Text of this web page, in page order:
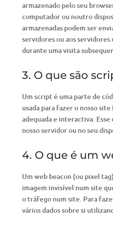
armazenado pelo seu
computador ou noutro
armazenadas podem ser
servidores ou aos
durante uma visita
3. O que são
Um script é uma parte de
usada para fazer o nosso
adequada e interactiva.
nosso servidor ou no seu
4. O que é um
Um web beacon (ou pixel
imagem invisível num site
o tráfego num site. Para
vários dados sobre si